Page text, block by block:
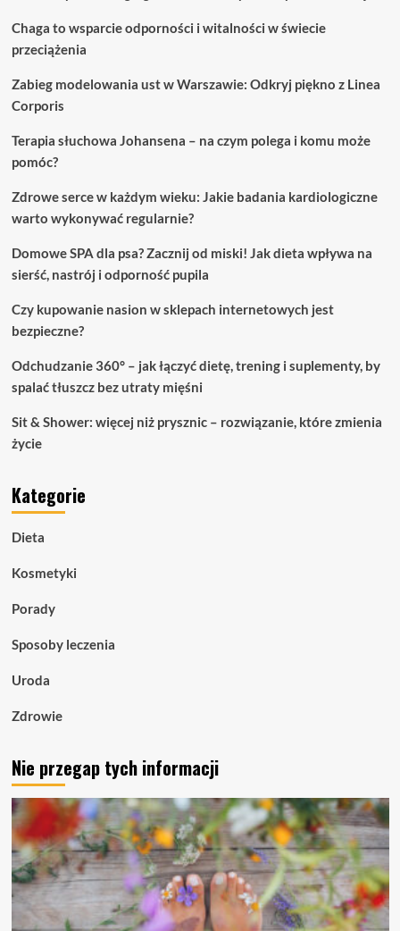
Chaga to wsparcie odporności i witalności w świecie
przeciążenia
Zabieg modelowania ust w Warszawie: Odkryj piękno z Linea
Corporis
Terapia słuchowa Johansena – na czym polega i komu może
pomóc?
Zdrowe serce w każdym wieku: Jakie badania kardiologiczne
warto wykonywać regularnie?
Domowe SPA dla psa? Zacznij od miski! Jak dieta wpływa na
sierść, nastrój i odporność pupila
Czy kupowanie nasion w sklepach internetowych jest
bezpieczne?
Odchudzanie 360° – jak łączyć dietę, trening i suplementy, by
spalać tłuszcz bez utraty mięśni
Sit & Shower: więcej niż prysznic – rozwiązanie, które zmienia
życie
Kategorie
Dieta
Kosmetyki
Porady
Sposoby leczenia
Uroda
Zdrowie
Nie przegap tych informacji